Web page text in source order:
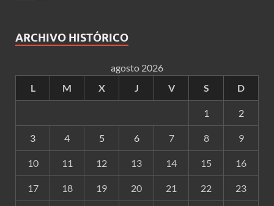
ARCHIVO HISTÓRICO
agosto 2026
L
M X J V S D
1 2
3 4 5 6 7 8 9
10 11 12 13 14 15 16
17 18 19 20 21 22 23